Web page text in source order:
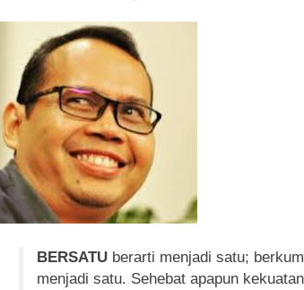
BERSATUberarti menjadi satu;
menjadi satu. Sehebat apapun